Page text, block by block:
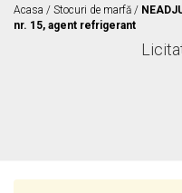
Acasa / Stocuri de marfă /
nr. 15, agent refrigerant